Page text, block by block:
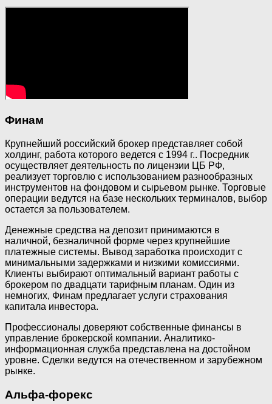
Финам
Крупнейший российский брокер представляет собой
холдинг, работа которого ведется с 1994 г.. Посредник
осуществляет деятельность по лицензии ЦБ РФ,
реализует торговлю с использованием разнообразных
инструментов на фондовом и сырьевом рынке. Торговые
операции ведутся на базе нескольких терминалов, выбор
остается за пользователем.
Денежные средства на депозит принимаются в
наличной, безналичной форме через крупнейшие
платежные системы. Вывод заработка происходит с
минимальными задержками и низкими комиссиями.
Клиенты выбирают оптимальный вариант работы с
брокером по двадцати тарифным планам. Один из
немногих, Финам предлагает услуги страхования
капитала инвестора.
Профессионалы доверяют собственные финансы в
управление брокерской компании. Аналитико-
информационная служба представлена на достойном
уровне. Сделки ведутся на отечественном и зарубежном
рынке.
Альфа-форекс